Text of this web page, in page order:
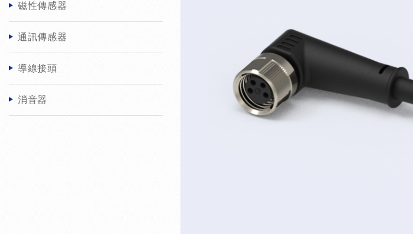
磁性傳感器
通訊傳感器
導線接頭
消音器